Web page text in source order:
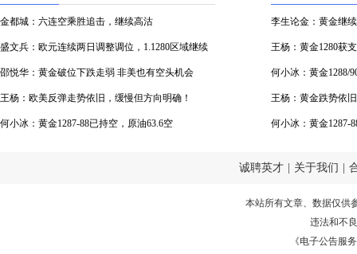
金都城：六连空乘胜追击，继续高沽
盛文兵：欧元连续两日调整调位，1.1280区域继续
做多
邵悦华：黄金破位下跌走弱 非美也有空头机会
王杨：欧美反弹走势依旧，缓慢但方向明确！
何小冰：黄金1287-88已持空，原油63.6空
李生论金：黄金继
王杨：黄金1280获
何小冰：黄金1288/
王杨：黄金跌势依
何小冰：黄金1287-
诚聘英才 关于我们
本站所有文章、数据仅供
违法和不
《电子公告服务